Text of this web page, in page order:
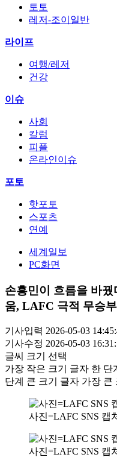
토토
레저-조이일반
라이프
여행/레저
건강
이슈
사회
칼럼
피플
온라인이슈
포토
핫포토
스포츠
연예
세계일보
PC화면
손흥민이 흐름을 바
움, LAFC 극적 무승부
기사입력 2026-05-03
기사수정 2026-05-03
글씨 크기 선택
가장 작은 크기 글자 한 단
단계 큰 크기 글자 가장 큰
사진=LAFC SNS 캡
사진=LAFC SNS 캡